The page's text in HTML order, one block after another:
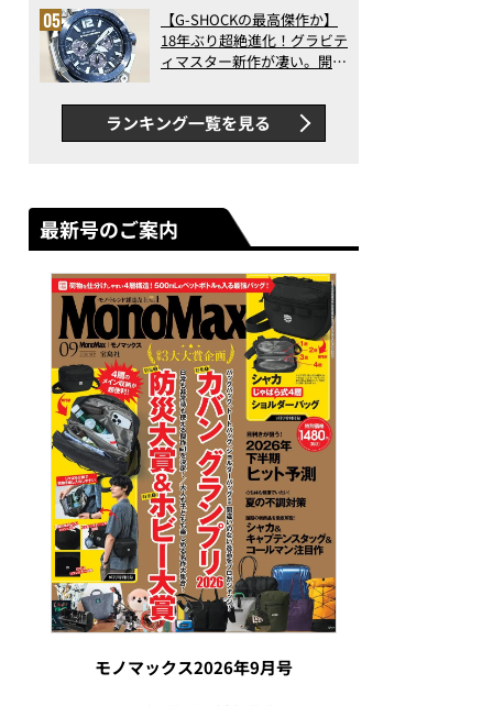
った！
【G-SHOCKの最高傑作か】
18年ぶり超絶進化！グラビテ
ィマスター新作が凄い。開発
新ムーブメントの衝撃
ランキング一覧を見る
最新号のご案内
モノマックス2026年9月号